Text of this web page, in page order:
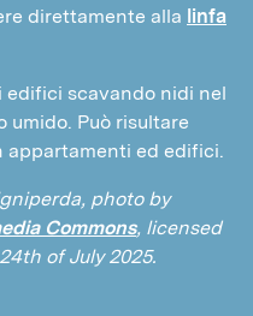
direttamente alla linfa
edifici scavando nidi nel
umido. Può risultare
appartamenti ed edifici.
photo by
Commons, licensed
of July 2025.